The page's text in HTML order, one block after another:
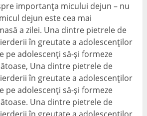
importanța micului dejun – nu
dejun este cea mai
a zilei. Una dintre pietrele de
în greutate a adolescenților
pe adolescenți să-și formeze
Una dintre pietrele de
în greutate a adolescenților
pe adolescenți să-și formeze
Una dintre pietrele de